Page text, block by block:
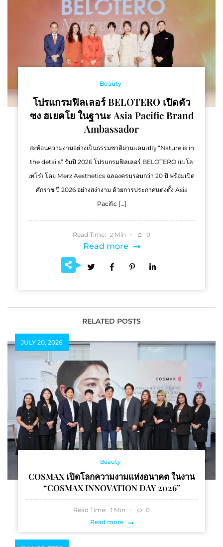
Beauty
โปรแกรมฟิลเลอร์ BELOTERO เปิดตัว
ซง ฮเยคโย ในฐานะ Asia Pacific Brand
Ambassador
สะท้อนความงามอย่างเป็นธรรมชาติผ่านแคมเปญ “Nature is in
the details” รับปี 2026 โปรแกรมฟิลเลอร์ BELOTERO (เบโล
เทโร่) โดย Merz Aesthetics ฉลองครบรอบกว่า 20 ปี พร้อมเปิด
ศักราช ปี 2026 อย่างสง่างาม ด้วยการประกาศแต่งตั้ง Asia
Pacific […]
Read Time: 2 Min 0
Read more
RELATED POSTS
JULY 20, 2026
Beauty
COSMAX เปิดโลกความงามแห่งอนาคต ในงาน
“COSMAX INNOVATION DAY 2026”
Read Time: 1 Min
0
Read more